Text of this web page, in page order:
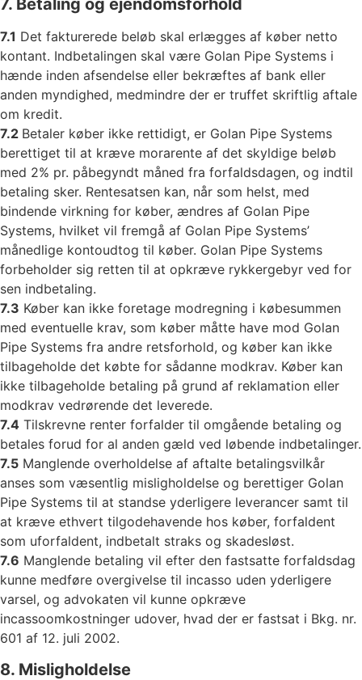
7. Betaling og ejendomsforhold
7.1 Det fakturerede beløb skal erlægges af køber netto
kontant. Indbetalingen skal være Golan Pipe Systems i
hænde inden afsendelse eller bekræftes af bank eller
anden myndighed, medmindre der er truffet skriftlig aftale
om kredit.
7.2 Betaler køber ikke rettidigt, er Golan Pipe Systems
berettiget til at kræve morarente af det skyldige beløb
med 2% pr. påbegyndt måned fra forfaldsdagen, og indtil
betaling sker. Rentesatsen kan, når som helst, med
bindende virkning for køber, ændres af Golan Pipe
Systems, hvilket vil fremgå af Golan Pipe Systems’
månedlige kontoudtog til køber. Golan Pipe Systems
forbeholder sig retten til at opkræve rykkergebyr ved for
sen indbetaling.
7.3 Køber kan ikke foretage modregning i købesummen
med eventuelle krav, som køber måtte have mod Golan
Pipe Systems fra andre retsforhold, og køber kan ikke
tilbageholde det købte for sådanne modkrav. Køber kan
ikke tilbageholde betaling på grund af reklamation eller
modkrav vedrørende det leverede.
7.4 Tilskrevne renter forfalder til omgående betaling og
betales forud for al anden gæld ved løbende indbetalinger.
7.5 Manglende overholdelse af aftalte betalingsvilkår
anses som væsentlig misligholdelse og berettiger Golan
Pipe Systems til at standse yderligere leverancer samt til
at kræve ethvert tilgodehavende hos køber, forfaldent
som uforfaldent, indbetalt straks og skadesløst.
7.6 Manglende betaling vil efter den fastsatte forfaldsdag
kunne medføre overgivelse til incasso uden yderligere
varsel, og advokaten vil kunne opkræve
incassoomkostninger udover, hvad der er fastsat i Bkg. nr.
601 af 12. juli 2002.
8. Misligholdelse